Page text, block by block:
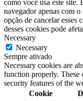
como você usa este site.
navegador apenas com
opção de cancelar esses
desses cookies pode
Necessary
Necessary
Sempre ativado
Necessary cookies are
function properly. These
security features of the
Cookie